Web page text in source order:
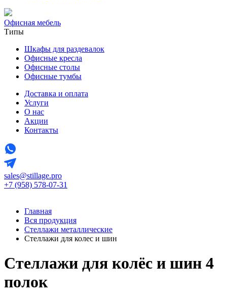
Офисная мебель
Типы
Шкафы для раздевалок
Офисные кресла
Офисные столы
Офисные тумбы
Доставка и оплата
Услуги
О нас
Акции
Контакты
sales@stillage.pro
+7 (958) 578-07-31
Главная
Вся продукция
Стеллажи металлические
Стеллажи для колес и шин
Стеллажи для колёс и шин 4
полок